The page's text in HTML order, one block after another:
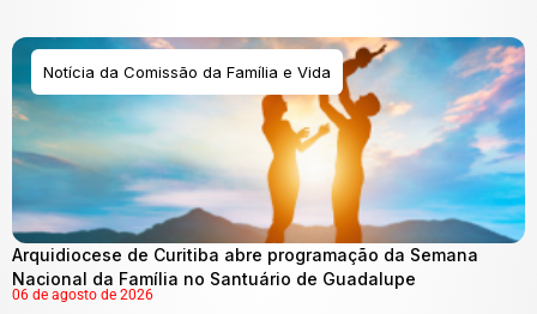
Notícia da Comissão da Família e Vida
Arquidiocese de Curitiba abre programação da Semana
Nacional da Família no Santuário de Guadalupe
06 de agosto de 2026